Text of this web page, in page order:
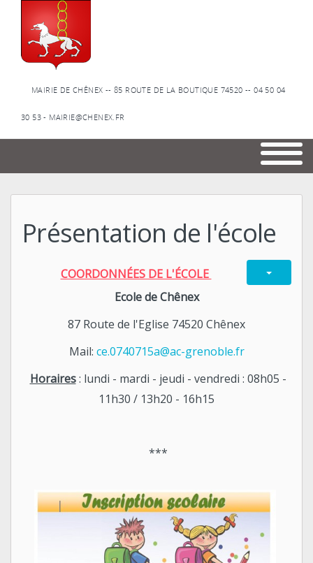
MAIRIE DE CHÊNEX -- 85 ROUTE DE LA BOUTIQUE 74520 -- 04 50 04
30 53 - MAIRIE@CHENEX.FR
Présentation de l'école
COORDONNÉES DE L'ÉCOLE
Ecole de Chênex
87 Route de l'Eglise 74520 Chênex
Mail: ce.0740715a@ac-grenoble.fr
Horaires: lundi - mardi - jeudi - vendredi : 08h05 -
11h30 / 13h20 - 16h15
***